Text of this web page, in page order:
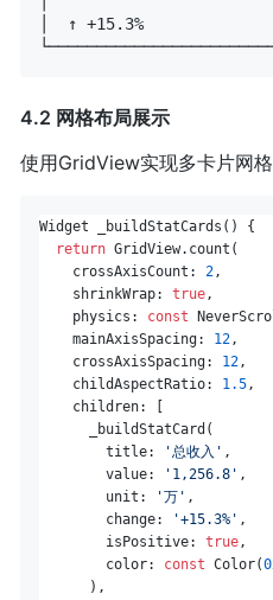
│  ↑ +15.3%
4.2 网格布局展示
使用GridView实现多卡片网格
Widget _buildStatCards() {
return GridView.count(
    crossAxisCount:
2,
    shrinkWrap:
true,
    physics:
const
    mainAxisSpacing:
12,
    crossAxisSpacing:
12,
    childAspectRatio:
1.5,
    children: [
      _buildStatCard(
        title:
'总收入' ,
        value:
'1,256.8' ,
        unit:
'万' ,
        change:
'+15.3%' ,
        isPositive:
true,
        color:
const Color(
      ),